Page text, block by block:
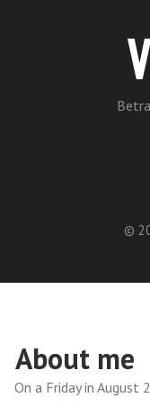
©
About me
On a Friday in August